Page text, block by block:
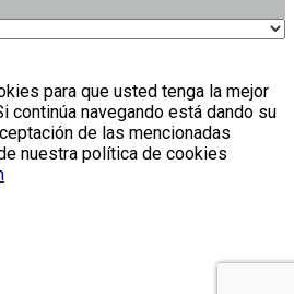
para que usted tenga la mejor
continúa navegando está dando su
de las mencionadas
nuestra política de cookies